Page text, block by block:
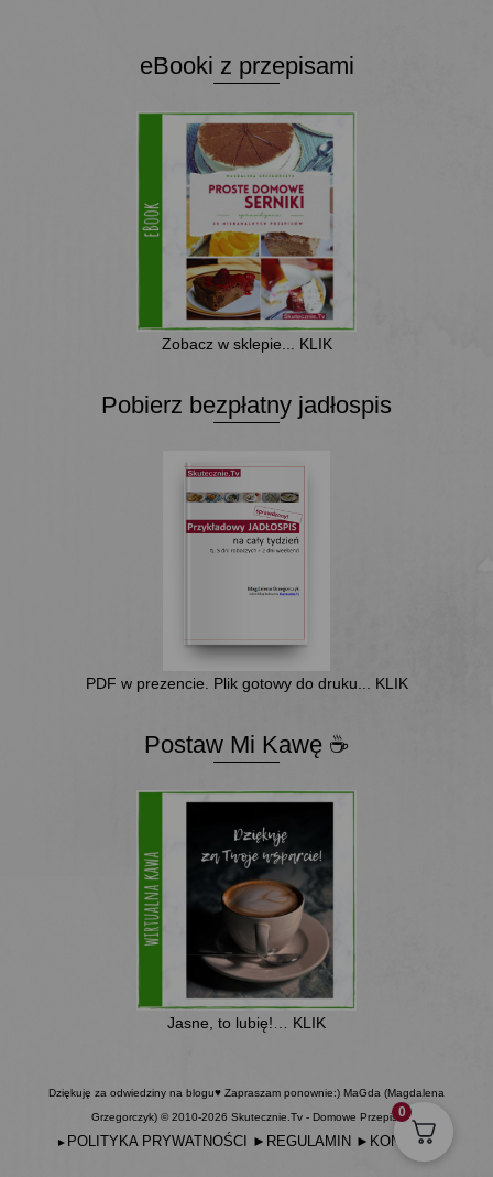
eBooki z przepisami
Zobacz w sklepie... KLIK
Pobierz bezpłatny jadłospis
PDF w prezencie. Plik gotowy do druku... KLIK
Postaw Mi Kawę ☕
Jasne, to lubię!… KLIK
Dziękuję za odwiedziny na blogu♥ Zapraszam ponownie:) MaGda (Magdalena
Grzegorczyk) © 2010-2026 Skutecznie.Tv - Domowe Przepisy
► POLITYKA PRYWATNOŚCI ► REGULAMIN ► KONTAKT
0